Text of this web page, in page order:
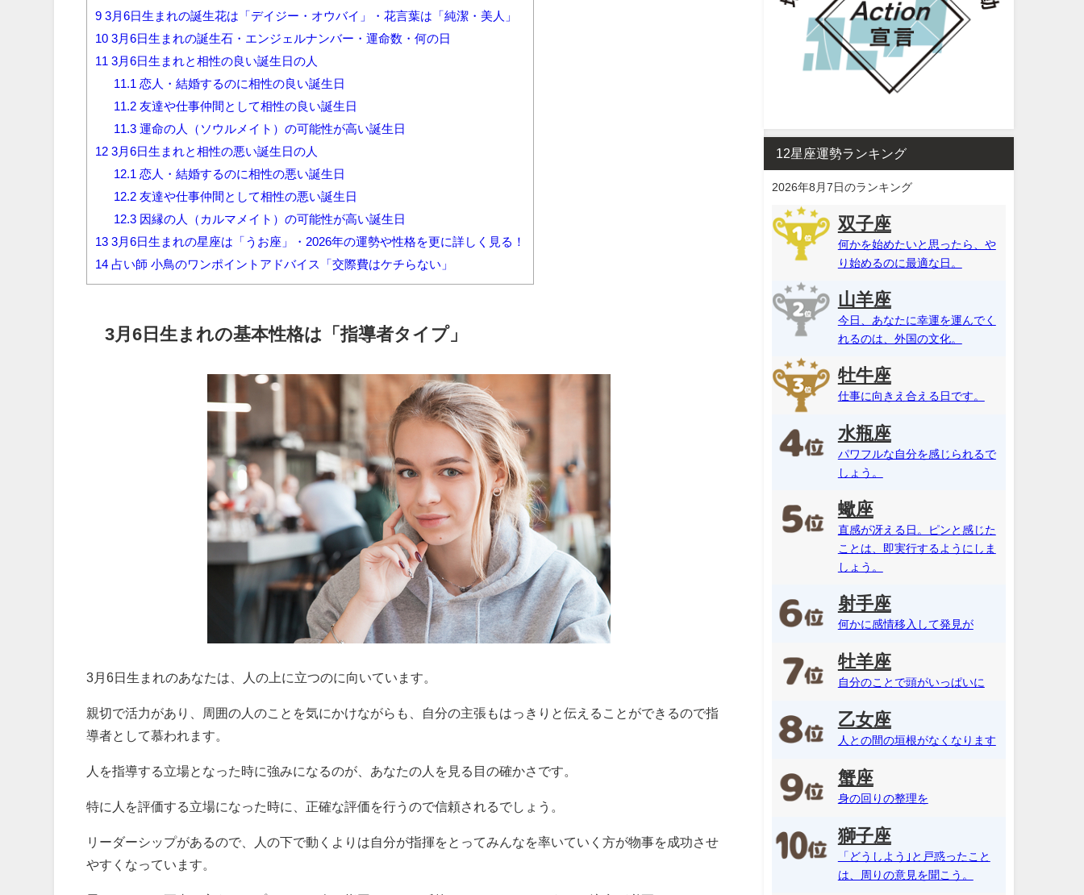
9 3月6日生まれの誕生花は「デイジー・オウバイ」・花言葉は「純潔・美人」
10 3月6日生まれの誕生石・エンジェルナンバー・運命数・何の日
11 3月6日生まれと相性の良い誕生日の人
11.1 恋人・結婚するのに相性の良い誕生日
11.2 友達や仕事仲間として相性の良い誕生日
11.3 運命の人（ソウルメイト）の可能性が高い誕生日
12 3月6日生まれと相性の悪い誕生日の人
12.1 恋人・結婚するのに相性の悪い誕生日
12.2 友達や仕事仲間として相性の悪い誕生日
12.3 因縁の人（カルマメイト）の可能性が高い誕生日
13 3月6日生まれの星座は「うお座」・2026年の運勢や性格を更に詳しく見る！
14 占い師 小鳥のワンポイントアドバイス「交際費はケチらない」
3月6日生まれの基本性格は「指導者タイプ」
3月6日生まれのあなたは、人の上に立つのに向いています。
親切で活力があり、周囲の人のことを気にかけながらも、自分の主張もはっきりと伝えることができるので指
導者として慕われます。
人を指導する立場となった時に強みになるのが、あなたの人を見る目の確かさです。
特に人を評価する立場になった時に、正確な評価を行うので信頼されるでしょう。
リーダーシップがあるので、人の下で動くよりは自分が指揮をとってみんなを率いていく方が物事を成功させ
やすくなっています。
12星座運勢ランキング
2026年8月7日のランキング
双子座
何かを始めたいと思ったら、や
り始めるのに最適な日。
山羊座
今日、あなたに幸運を運んでく
れるのは、外国の文化。
牡牛座
仕事に向きえ合える日です。
水瓶座
パワフルな自分を感じられるで
しょう。
蠍座
直感が冴える日。ピンと感じた
ことは、即実行するようにしま
しょう。
射手座
何かに感情移入して発見が
牡羊座
自分のことで頭がいっぱいに
乙女座
人との間の垣根がなくなります
蟹座
身の回りの整理を
獅子座
「どうしよう｣と戸惑ったこと
は、周りの意見を聞こう。